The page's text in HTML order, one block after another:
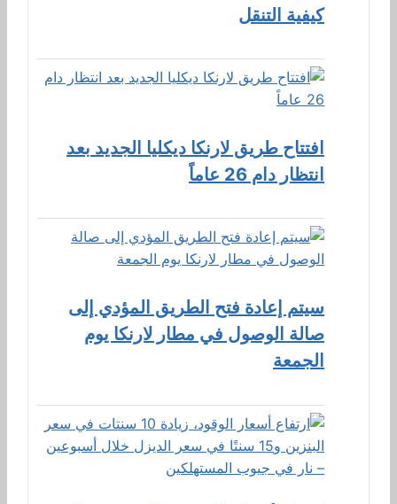
كيفية التنقل
افتتاح طريق لارنكا ديكليا الجديد بعد
انتظار دام 26 عاماً
سيتم إعادة فتح الطريق المؤدي إلى
صالة الوصول في مطار لارنكا يوم
الجمعة